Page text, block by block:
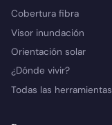
Cobertura fibra
Visor inundación
Orientación solar
¿Dónde vivir?
Todas las herramientas